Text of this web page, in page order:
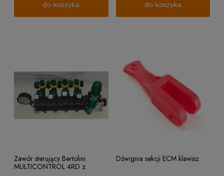
do koszyka do koszyka
Zawór sterujący Bertolini
MULTICONTROL 4RD z
Dźwignia sekcji ECM klawisz